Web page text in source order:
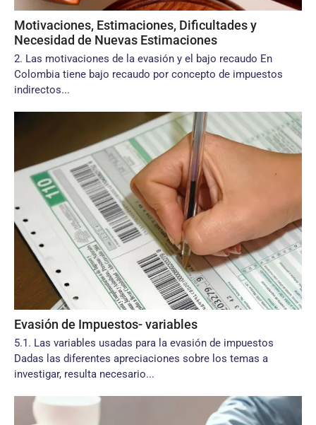
Motivaciones, Estimaciones, Dificultades y
Necesidad de Nuevas Estimaciones
2. Las motivaciones de la evasión y el bajo recaudo En
Colombia tiene bajo recaudo por concepto de impuestos
indirectos...
Evasión de Impuestos- variables
5.1. Las variables usadas para la evasión de impuestos
Dadas las diferentes apreciaciones sobre los temas a
investigar, resulta necesario...